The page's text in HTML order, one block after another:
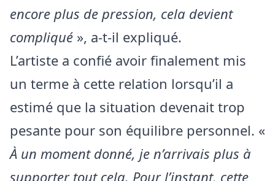
encore plus de pression, cela devient
compliqué », a-t-il expliqué.
L’artiste a confié avoir finalement mis
un terme à cette relation lorsqu’il a
estimé que la situation devenait trop
pesante pour son équilibre personnel. «
À un moment donné, je n’arrivais plus à
supporter tout cela. Pour l’instant, cette